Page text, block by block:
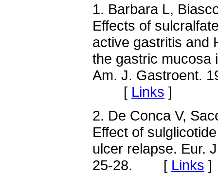
1. Barbara L,
Effects of
active gastritis and
the gastric mucosa
Am. J. Gastroent.
[ Links ]
2. De Conca V,
Effect of
ulcer relapse. Eur.
25-28. [ Links ]